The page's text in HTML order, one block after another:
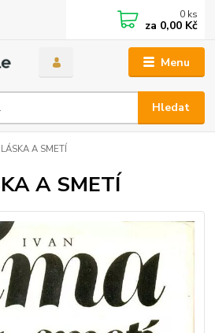
Menu
Hledat
0 ks
za 0,00 Kč
A SMETÍ
A SMETÍ